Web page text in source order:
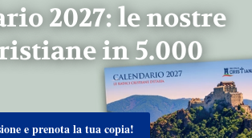
2027: le nostre
in 5.000
e prenota la tua copia!